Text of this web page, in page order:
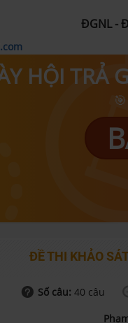
ĐGNL -
HỘI TRẢ
ĐỀ THI KHẢO
Số câu: 40 câu